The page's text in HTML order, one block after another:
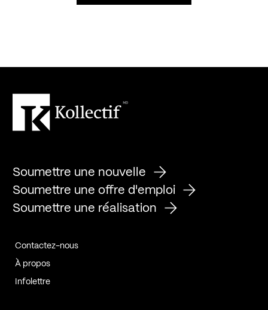
Soumettre une nouvelle
Soumettre une offre d'emploi
Soumettre une réalisation
Contactez-nous
À propos
Infolettre